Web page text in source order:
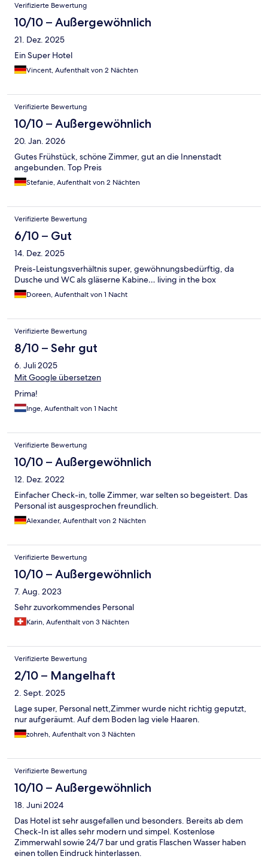
Verifizierte Bewertung
10/10 – Außergewöhnlich
21. Dez. 2025
Ein Super Hotel
Vincent, Aufenthalt von 2 Nächten
Verifizierte Bewertung
10/10 – Außergewöhnlich
20. Jan. 2026
Gutes Frühstück, schöne Zimmer, gut an die Innenstadt
angebunden. Top Preis
Stefanie, Aufenthalt von 2 Nächten
Verifizierte Bewertung
6/10 – Gut
14. Dez. 2025
Preis-Leistungsverhältnis super, gewöhnungsbedürftig, da
Dusche und WC als gläserne Kabine… living in the box
Doreen, Aufenthalt von 1 Nacht
Verifizierte Bewertung
8/10 – Sehr gut
6. Juli 2025
Mit Google übersetzen
Prima!
Inge, Aufenthalt von 1 Nacht
Verifizierte Bewertung
10/10 – Außergewöhnlich
12. Dez. 2022
Einfacher Check-in, tolle Zimmer, war selten so begeistert. Das
Personal ist ausgesprochen freundlich.
Alexander, Aufenthalt von 2 Nächten
Verifizierte Bewertung
10/10 – Außergewöhnlich
7. Aug. 2023
Sehr zuvorkommendes Personal
Karin, Aufenthalt von 3 Nächten
Verifizierte Bewertung
2/10 – Mangelhaft
2. Sept. 2025
Lage super, Personal nett,Zimmer wurde nicht richtig geputzt,
nur aufgeräumt. Auf dem Boden lag viele Haaren.
zohreh, Aufenthalt von 3 Nächten
Verifizierte Bewertung
10/10 – Außergewöhnlich
18. Juni 2024
Das Hotel ist sehr ausgefallen und besonders. Bereits ab dem
Check-In ist alles sehr modern und simpel. Kostenlose
Zimmerwahl sowie 24/7 bar und gratis Flaschen Wasser haben
einen tollen Eindruck hinterlassen.